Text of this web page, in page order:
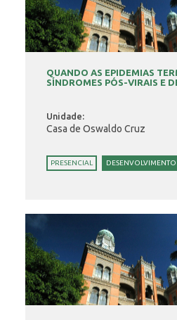
INSCRIÇÃO E SELEÇÃO
QUANDO AS EPIDEMIAS
SÍNDROMES PÓS-VIRAIS E
Unidade:
Casa de Oswaldo Cruz
PRESENCIAL DESENVOLVIMENTO